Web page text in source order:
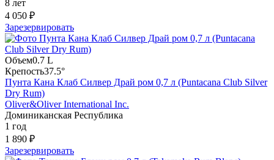
8 лет
4 050 ₽
Зарезервировать
Объем0.7 L
Крепость37.5°
Пунта Кана Клаб Силвер Драй ром 0,7 л (Puntacana Club Silver
Dry Rum)
Oliver&Oliver International Inc.
Доминиканская Республика
1 год
1 890 ₽
Зарезервировать